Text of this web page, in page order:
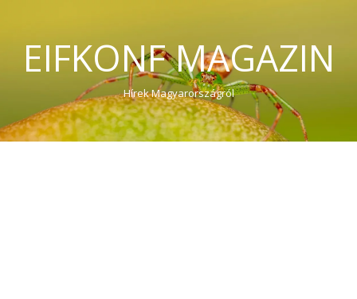
EIFKONF MAGAZIN
Hírek Magyarországról